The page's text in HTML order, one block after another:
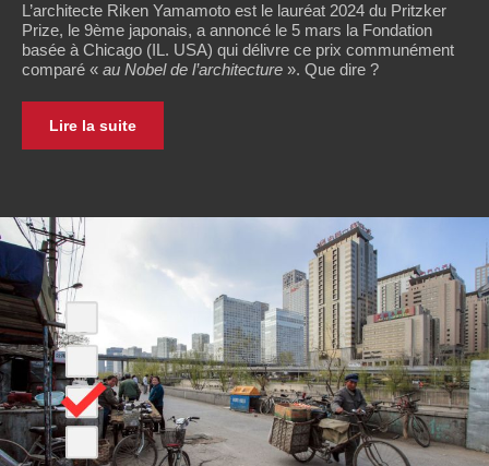
L’architecte Riken Yamamoto est le lauréat 2024 du Pritzker
Prize, le 9ème japonais, a annoncé le 5 mars la Fondation
basée à Chicago (IL. USA) qui délivre ce prix communément
comparé « au Nobel de l’architecture ». Que dire ?
Lire la suite